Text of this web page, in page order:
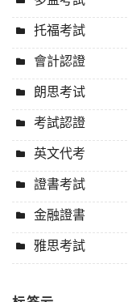
托福考試
會計認證
朗思考试
考試認證
英文代考
證書考試
金融證書
雅思考試